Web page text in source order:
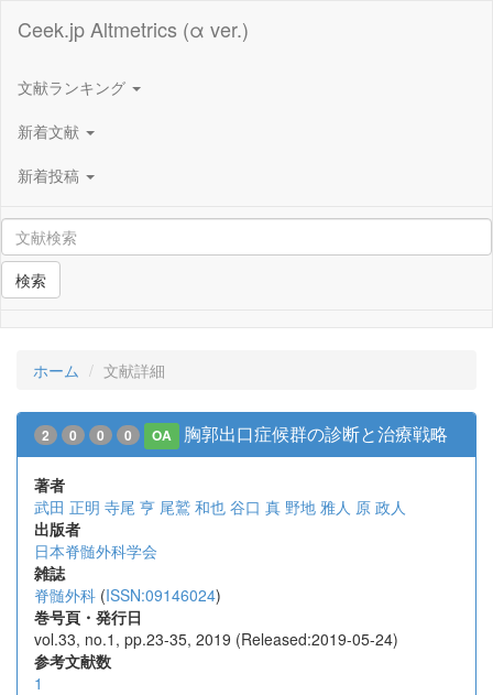
Ceek.jp Altmetrics (α ver.)
文献ランキング
新着文献
新着投稿
検索
ホーム 文献詳細
2 0 0 0 OA 胸郭出口症候群の診断と治療戦略
著者
武田 正明 寺尾 亨 尾鷲 和也 谷口 真 野地 雅人 原 政人
出版者
日本脊髄外科学会
雑誌
脊髄外科 (ISSN:09146024)
巻号頁・発行日
vol.33, no.1, pp.23-35, 2019 (Released:2019-05-24)
参考文献数
1